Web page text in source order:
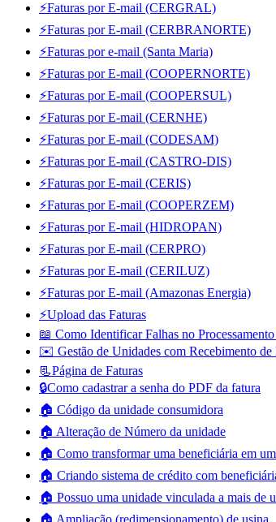
⚡Faturas por E-mail (CERGRAL)
⚡Faturas por E-mail (CERBRANORTE)
⚡Faturas por e-mail (Santa Maria)
⚡Faturas por E-mail (COOPERNORTE)
⚡Faturas por E-mail (COOPERSUL)
⚡Faturas por E-mail (CERNHE)
⚡Faturas por E-mail (CODESAM)
⚡Faturas por E-mail (CASTRO-DIS)
⚡Faturas por E-mail (CERIS)
⚡Faturas por E-mail (COOPERZEM)
⚡Faturas por E-mail (HIDROPAN)
⚡Faturas por E-mail (CERPRO)
⚡Faturas por E-mail (CERILUZ)
⚡Faturas por E-mail (Amazonas Energia)
⚡Upload das Faturas
📖 Como Identificar Falhas no
✉️ Gestão de Unidades com Recebimento de
📃Página de Faturas
🔒Como cadastrar a senha do PDF da fatura
🏠 Código da unidade consumidora
🏠 Alteração de Número da unidade
🏠 Como transformar uma beneficiária em
🏠 Criando sistema de crédito com
🏠 Possuo uma unidade vinculada a mais de
🏠 Ampliação (redimensionamento) de usina